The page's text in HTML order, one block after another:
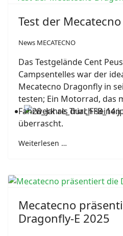
Test der
News MECATECNO
Das Testgelände Cent
Campsentelles war der
Mecatecno Dragonfly in
testen; Ein Motorrad, das
Fahrwerk als durch
überrascht.
Weiterlesen …
Mecatecno
Dragonfly-E 2025